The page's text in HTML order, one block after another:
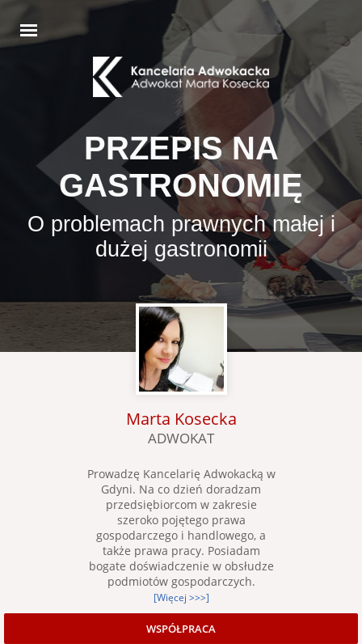
PRZEPIS NA
GASTRONOMIĘ
O problemach prawnych małej i
dużej gastronomii
Marta Kosecka
ADWOKAT
Prowadzę Kancelarię Adwokacką w
Gdyni. Na co dzień doradzam
przedsiębiorcom w zakresie
szeroko pojętego prawa
gospodarczego i handlowego, a
także prawa pracy. Posiadam
bogate doświadczenie w obsłudze
podmiotów gospodarczych.
[Więcej >>>]
WSPÓŁPRACA